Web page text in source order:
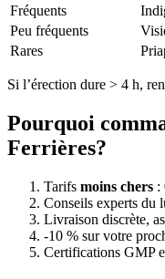
Fréquents
Peu fréquents
Rares
Si l’érection dure > 4 h,
Pourquoi
Ferrières?
Tarifs moins chers :
Conseils experts du
Livraison discrète,
-10 % sur votre
Certifications GMP